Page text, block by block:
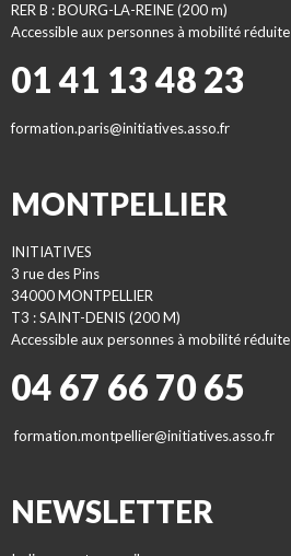
RER B : BOURG-LA-REINE (200 m)
Accessible aux personnes à mobilité réduite
01 41 13 48 23
formation.paris@initiatives.asso.fr
MONTPELLIER
INITIATIVES
3 rue des Pins
34000 MONTPELLIER
T3 : SAINT-DENIS (200 M)
Accessible aux personnes à mobilité réduite
04 67 66 70 65
formation.montpellier@initiatives.asso.fr
NEWSLETTER